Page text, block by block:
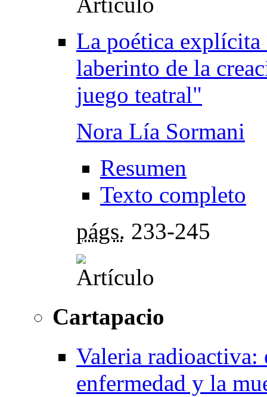
La poética
laberinto de la
juego teatral"
Nora Lía Sormani
Resumen
Texto completo
págs. 233-245
Cartapacio
Valeria radioactiva:
enfermedad y la